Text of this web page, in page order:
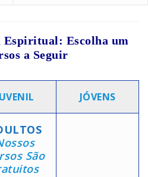
Espiritual: Escolha um
a Seguir
JÓVENS
São